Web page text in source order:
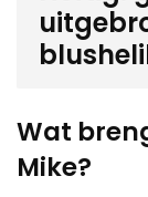
Wat
Mike?